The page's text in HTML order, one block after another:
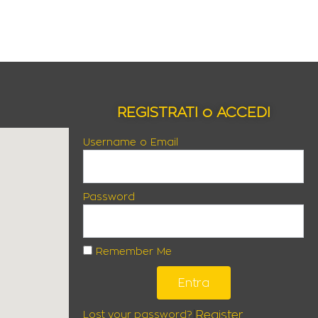
REGISTRATI o ACCEDI
Username o Email
Password
Remember Me
Entra
Lost your password? Register